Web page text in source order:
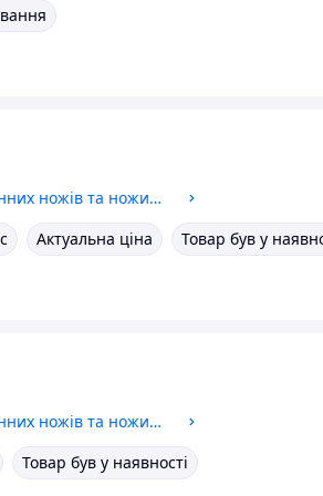
Точилка для кухонних ножів та ножиць ручна 4 в 1 / точилка універсальна механічна з регулюючим кутом заточування 9089 OnePro
Актуальна ціна Товар був у
Точилка для кухонних ножів та ножиць ручна 4 в 1 / точилка універсальна механічна з регулюючим кутом заточування 9089 OnePro
Товар був у наявності